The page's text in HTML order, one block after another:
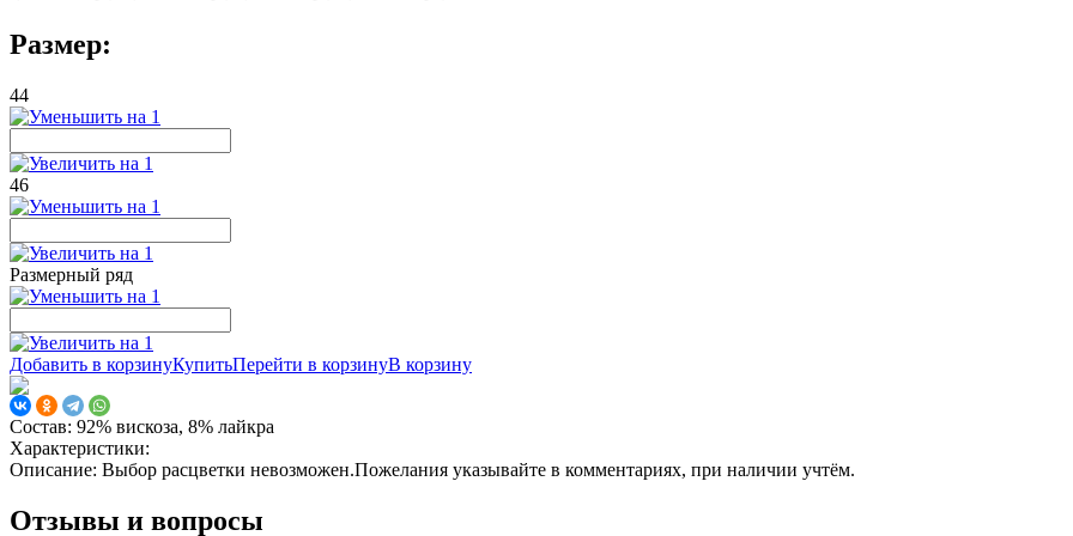
Размер:
44
46
Размерный ряд
Добавить в корзинуКупитьПерейти в корзинуВ корзину
Состав: 92% вискоза, 8% лайкра
Характеристики:
Описание: Выбор расцветки невозможен.Пожелания указывайте в комментариях, при наличии учтём.
Отзывы и вопросы